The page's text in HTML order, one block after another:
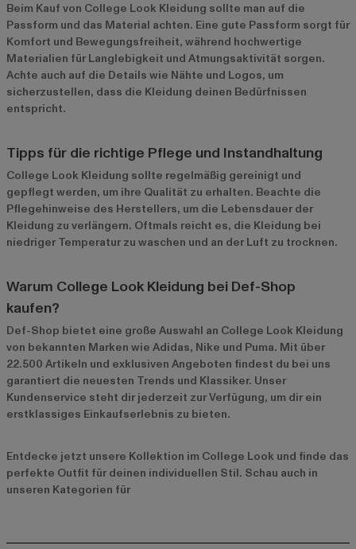
Beim Kauf von College Look Kleidung sollte man auf die
Passform und das Material achten. Eine gute Passform sorgt für
Komfort und Bewegungsfreiheit, während hochwertige
Materialien für Langlebigkeit und Atmungsaktivität sorgen.
Achte auch auf die Details wie Nähte und Logos, um
sicherzustellen, dass die Kleidung deinen Bedürfnissen
entspricht.
Tipps für die richtige Pflege und Instandhaltung
College Look Kleidung sollte regelmäßig gereinigt und
gepflegt werden, um ihre Qualität zu erhalten. Beachte die
Pflegehinweise des Herstellers, um die Lebensdauer der
Kleidung zu verlängern. Oftmals reicht es, die Kleidung bei
niedriger Temperatur zu waschen und an der Luft zu trocknen.
Warum College Look Kleidung bei Def-Shop
kaufen?
Def-Shop bietet eine große Auswahl an College Look Kleidung
von bekannten Marken wie Adidas, Nike und Puma. Mit über
22.500 Artikeln und exklusiven Angeboten findest du bei uns
garantiert die neuesten Trends und Klassiker. Unser
Kundenservice steht dir jederzeit zur Verfügung, um dir ein
erstklassiges Einkaufserlebnis zu bieten.
Entdecke jetzt unsere Kollektion im College Look und finde das
perfekte Outfit für deinen individuellen Stil. Schau auch in
unseren Kategorien für